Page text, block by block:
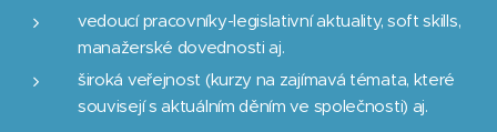
vedoucí pracovníky-legislativní aktuality, soft skills,
manažerské dovednosti aj.
široká veřejnost (kurzy na zajímavá témata, které
souvisejí s aktuálním děním ve společnosti) aj.